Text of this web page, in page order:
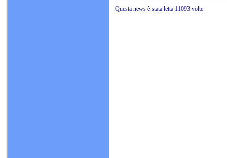
Questa news è stata letta 11093 volte